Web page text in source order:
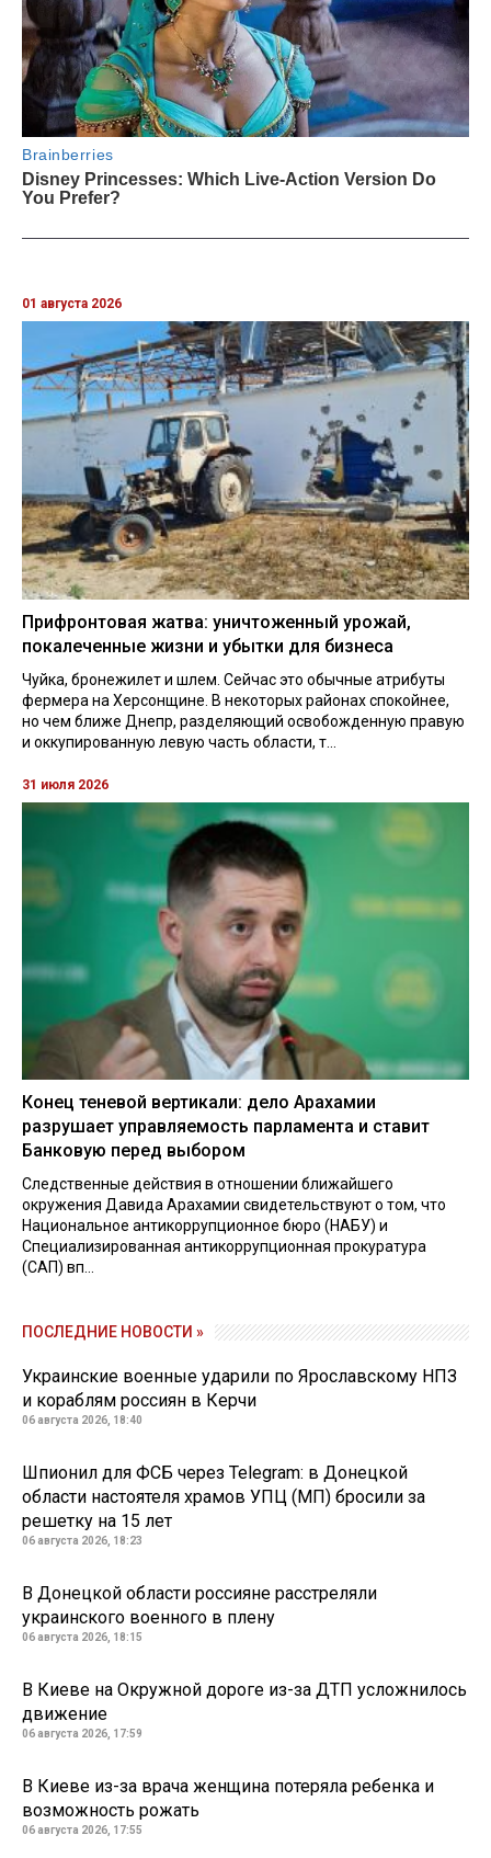
01 августа 2026
Прифронтовая жатва: уничтоженный урожай,
покалеченные жизни и убытки для бизнеса
Чуйка, бронежилет и шлем. Сейчас это обычные атрибуты
фермера на Херсонщине. В некоторых районах спокойнее,
но чем ближе Днепр, разделяющий освобожденную правую
и оккупированную левую часть области, т...
31 июля 2026
Конец теневой вертикали: дело Арахамии
разрушает управляемость парламента и ставит
Банковую перед выбором
Следственные действия в отношении ближайшего
окружения Давида Арахамии свидетельствуют о том, что
Национальное антикоррупционное бюро (НАБУ) и
Специализированная антикоррупционная прокуратура
(САП) вп...
ПОСЛЕДНИЕ НОВОСТИ »
Украинские военные ударили по Ярославскому НПЗ
и кораблям россиян в Керчи
06 августа 2026, 18:40
Шпионил для ФСБ через Telegram: в Донецкой
области настоятеля храмов УПЦ (МП) бросили за
решетку на 15 лет
06 августа 2026, 18:23
В Донецкой области россияне расстреляли
украинского военного в плену
06 августа 2026, 18:15
В Киеве на Окружной дороге из-за ДТП усложнилось
движение
06 августа 2026, 17:59
В Киеве из-за врача женщина потеряла ребенка и
возможность рожать
06 августа 2026, 17:55